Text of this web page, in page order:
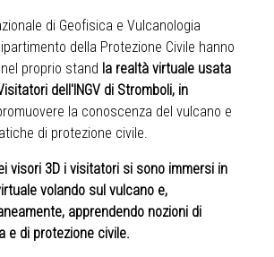
di Geofisica e Vulcanologia
della Protezione Civile hanno
proprio stand la realtà virtuale usata
dell'INGV di Stromboli, in
la conoscenza del vulcano e
di protezione civile.
visori 3D i visitatori si sono immersi in
volando sul vulcano e,
apprendendo nozioni di
e di protezione civile.